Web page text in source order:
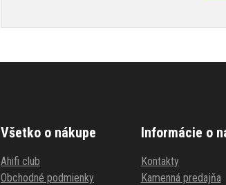
Všetko o nákupe
Ahifi club
Obchodné podmienky
Informácie o
Kontakty
Kamenná predajňa